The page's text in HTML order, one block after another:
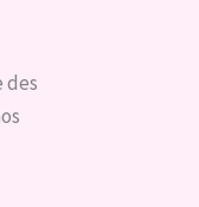
des